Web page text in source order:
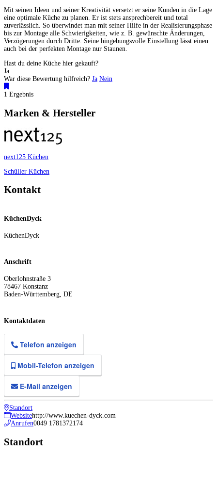
Mit seinen Ideen und seiner Kreativität versetzt er seine Kunden in die Lage
eine optimale Küche zu planen. Er ist stets ansprechbereit und total
zuverlässlich. So überwindet man mit seiner Hilfe in der Realisierungsphase
bis zur Montage alle Schwierigkeiten, wie z. B. gewünschte Änderungen,
Verzögerungen durch Dritte. Seine hingebungsvolle Einstellung lässt einen
auch bei der perfekten Montage nur Staunen.
Hast du deine Küche hier gekauft?
Ja
War diese Bewertung hilfreich? Ja Nein
1 Ergebnis
Marken & Hersteller
next125 Küchen
Schüller Küchen
Kontakt
KüchenDyck
KüchenDyck
Anschrift
Oberlohnstraße 3
78467 Konstanz
Baden-Württemberg DE
Kontaktdaten
Telefon anzeigen
Mobil-Telefon anzeigen
E-Mail anzeigen
Standort
Websitehttp://www.kuechen-dyck.com
Anrufen0049 1781372174
Standort